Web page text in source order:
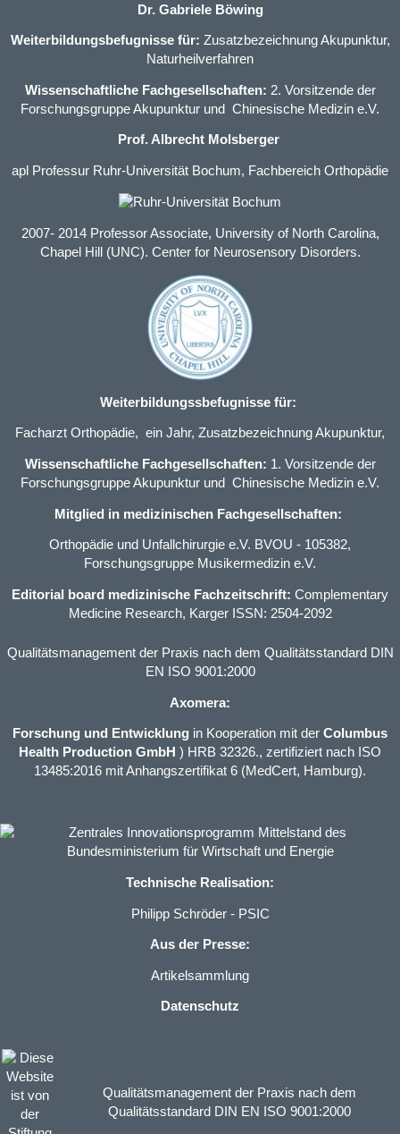
Dr. Gabriele Böwing
Weiterbildungsbefugnisse für: Zusatzbezeichnung Akupunktur,
Naturheilverfahren
Wissenschaftliche Fachgesellschaften: 2. Vorsitzende der
Forschungsgruppe Akupunktur und Chinesische Medizin e.V.
Prof. Albrecht Molsberger
apl Professur Ruhr-Universität Bochum, Fachbereich Orthopädie
2007- 2014 Professor Associate, University of North Carolina,
Chapel Hill (UNC). Center for Neurosensory Disorders.
Weiterbildungssbefugnisse für:
Facharzt Orthopädie, ein Jahr, Zusatzbezeichnung Akupunktur,
Wissenschaftliche Fachgesellschaften: 1. Vorsitzende der
Forschungsgruppe Akupunktur und Chinesische Medizin e.V.
Mitglied in medizinischen Fachgesellschaften:
Orthopädie und Unfallchirurgie e.V. BVOU - 105382,
Forschungsgruppe Musikermedizin e.V.
Editorial board medizinische Fachzeitschrift: Complementary
Medicine Research, Karger ISSN: 2504-2092
Qualitätsmanagement der Praxis nach dem Qualitätsstandard DIN
EN ISO 9001:2000
Axomera:
Forschung und Entwicklung in Kooperation mit der Columbus
Health Production GmbH ) HRB 32326., zertifiziert nach ISO
13485:2016 mit Anhangszertifikat 6 (MedCert, Hamburg).
Technische Realisation:
Philipp Schröder - PSIC
Aus der Presse:
Artikelsammlung
Datenschutz
Qualitätsmanagement der Praxis nach dem
Qualitätsstandard DIN EN ISO 9001:2000